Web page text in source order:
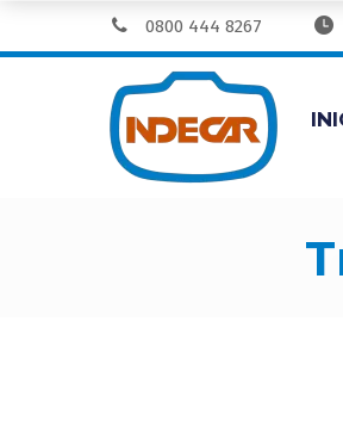
0800 444 8267